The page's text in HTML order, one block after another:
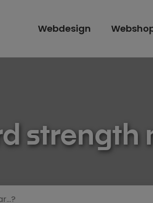
Webdesign